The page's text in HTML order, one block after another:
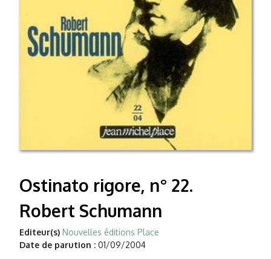
Ostinato rigore, n° 22.
Robert Schumann
Editeur(s) Nouvelles éditions Place
Date de parution : 01/09/2004